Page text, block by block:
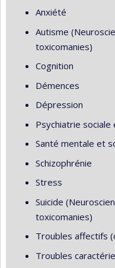
Anxiété
Autisme
toxicomanies)
Cognition
Démences
Dépression
Psychiatrie sociale
Santé mentale et
Schizophrénie
Stress
Suicide
toxicomanies)
Troubles affectifs
Troubles